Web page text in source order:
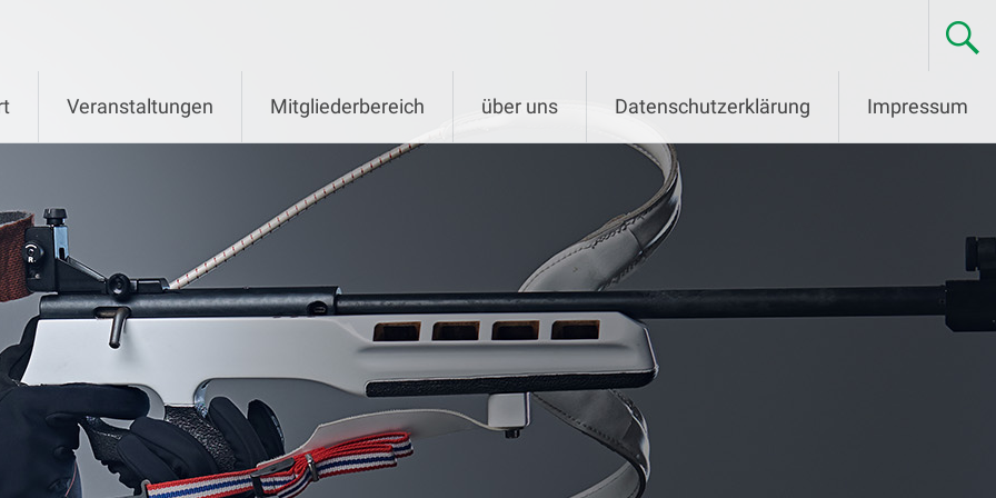
Veranstaltungen Mitgliederbereich über uns Datenschutzerklärung Impressum